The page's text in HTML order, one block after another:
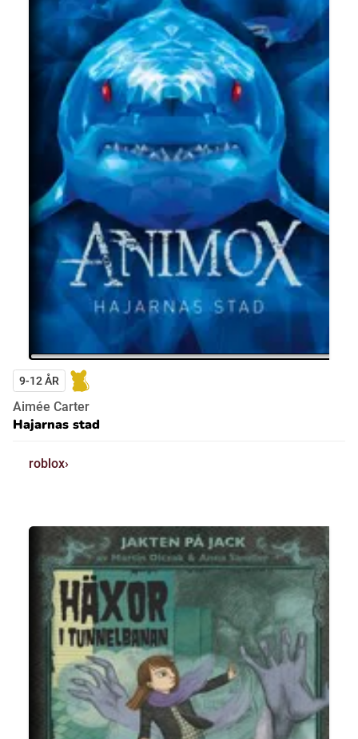
9-12 ÅR
Aimée Carter
Hajarnas stad
roblox